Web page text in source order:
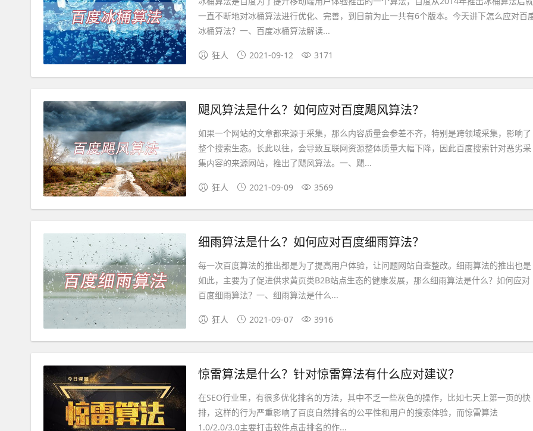
一直不断地对冰桶算法进行优化、完善，到目前为止一共有6个版本。今天讲下怎么应对百
冰桶算法？一、百度冰桶算法解读...
狂人 2021-09-12 3171
飓风算法是什么？如何应对百度飓风算法？
如果一个网站的文章都来源于采集，那么内容质量会参差不齐，特别是跨领域采集，影响了
整个搜索生态。长此以往，会导致互联网资源整体质量大幅下降，因此百度搜索针对恶劣采
集内容的来源网站，推出了飓风算法。一、飓...
狂人 2021-09-09 3569
细雨算法是什么？如何应对百度细雨算法？
每一次百度算法的推出都是为了提高用户体验，让问题网站自查整改。细雨算法的推出也是
如此，主要为了促进供求黄页类B2B站点生态的健康发展，那么细雨算法是什么？如何应对
百度细雨算法？一、细雨算法是什么...
狂人 2021-09-07 3916
惊雷算法是什么？针对惊雷算法有什么应对建议？
在SEO行业里，有很多优化排名的方法，其中不乏一些灰色的操作，比如七天上第一页的快
排，这样的行为严重影响了百度自然排名的公平性和用户的搜索体验，而惊雷算法
1.0/2.0/3.0主要打击软件点击排名的作...